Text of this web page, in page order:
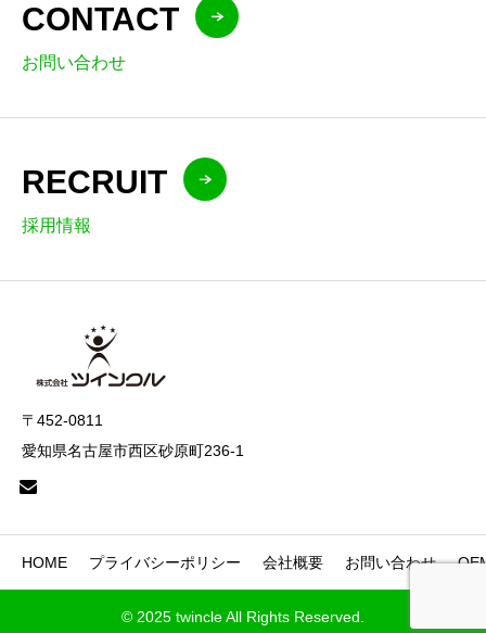
CONTACT
お問い合わせ
RECRUIT
採用情報
〒452-0811
愛知県名古屋市西区砂原町236-1
HOME プライバシーポリシー 会社概要 お問い合わせ
© 2025 twincle All Rights Reserved.